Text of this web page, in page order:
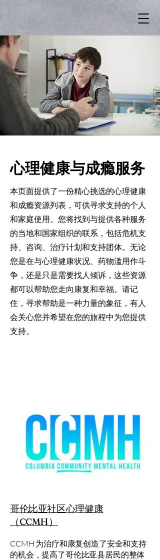
心理健康与成瘾服务
本页面提供了一份精心挑选的心理健康
和成瘾资源列表，可供寻求支持的个人
和家庭使用。您将找到与提供各种服务
的当地和国家组织的联系，包括危机支
持、咨询、治疗计划和支持团体。无论
您是在与心理健康状况、药物滥用作斗
争，还是只是需要找人倾诉，这些资源
都可以帮助您走向康复和幸福。请记
住，寻求帮助是一种力量的象征，有人
会关心您并希望在您的旅程中为您提供
支持。
哥伦比亚社区心理健康
（CCMH）
CCMH 为治疗和康复创造了安全和支持
的机会，提高了哥伦比亚县居民的整体